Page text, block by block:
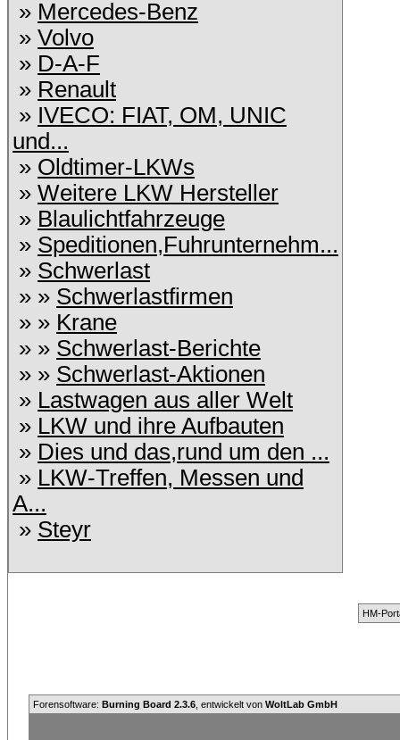
» Mercedes-Benz
» Volvo
» D-A-F
» Renault
» IVECO: FIAT, OM, UNIC
und...
» Oldtimer-LKWs
» Weitere LKW Hersteller
» Blaulichtfahrzeuge
» Speditionen,Fuhrunternehm...
» Schwerlast
» » Schwerlastfirmen
» » Krane
» » Schwerlast-Berichte
» » Schwerlast-Aktionen
» Lastwagen aus aller Welt
» LKW und ihre Aufbauten
» Dies und das,rund um den ...
» LKW-Treffen, Messen und
A...
» Steyr
HM-
Forensoftware: Burning Board 2.3.6, entwickelt von WoltLab GmbH